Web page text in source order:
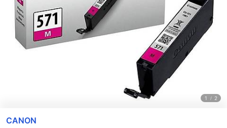
CANON